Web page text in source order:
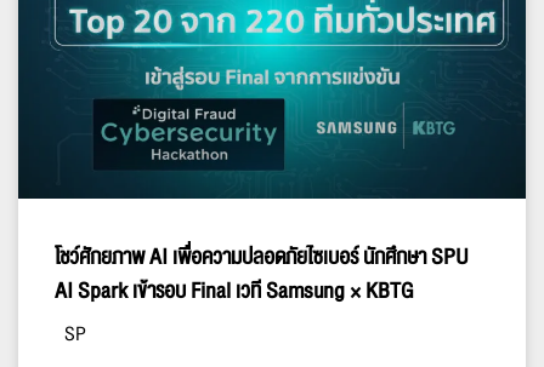
โชว์ศักยภาพ AI เพื่อความปลอดภัยไซเบอร์ นักศึกษา SPU
AI Spark เข้ารอบ Final เวที Samsung × KBTG
SP